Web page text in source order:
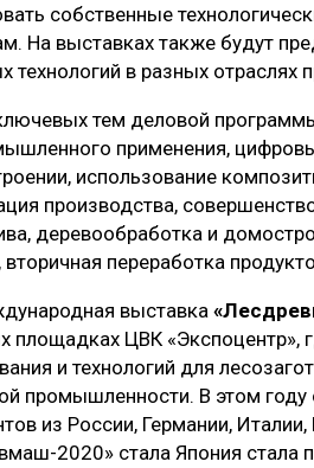
собственные
На выставках также будут
технологий в разных отраслях
тем деловой
применения,
использование
производства,
деревообработка и
переработка
выставка
площадках ЦВК «Экспоцентр»,
и технологий для
промышленности. В этом году
из России, Германии,
2020» стала Япония стала